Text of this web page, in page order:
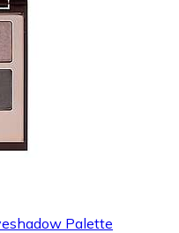
Palette